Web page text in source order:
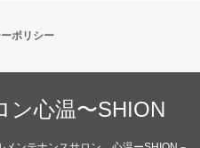
ポリシー
ン心温〜SHION